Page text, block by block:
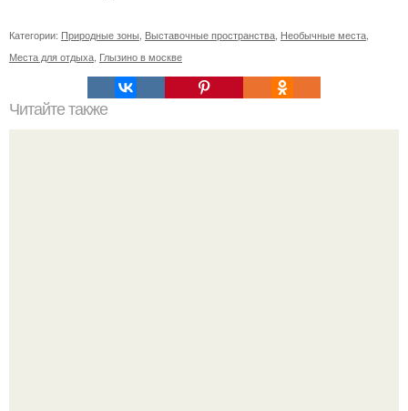
Категории: Природные зоны Выставочные пространства Необычные места
Места для отдыха Глызино в москве
Читайте также